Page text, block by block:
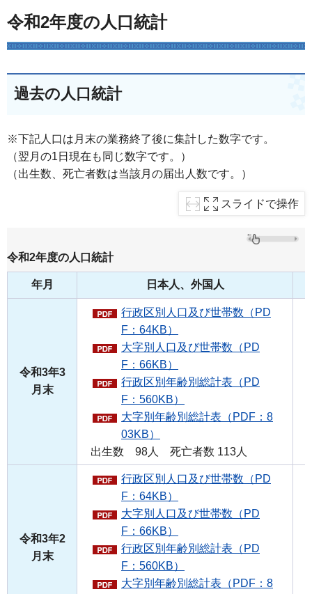
令和2年度の人口統計
過去の人口統計
※下記人口は月末の業務終了後に集計した数字です。
（翌月の1日現在も同じ数字です。）
（出生数、死亡者数は当該月の届出人数です。）
スライドで操作
令和2年度の人口統計
年月 日本人、外国人
令和3年3
月末
行政区別人口及び世帯数（PD
F：64KB）
大字別人口及び世帯数（PD
F：66KB）
行政区別年齢別総計表（PD
F：560KB）
大字別年齢別総計表（PDF：8
03KB）
出生数 98人 死亡者数 113人
令和3年2
月末
行政区別人口及び世帯数（PD
F：64KB）
大字別人口及び世帯数（PD
F：66KB）
行政区別年齢別総計表（PD
F：560KB）
大字別年齢別総計表（PDF：8